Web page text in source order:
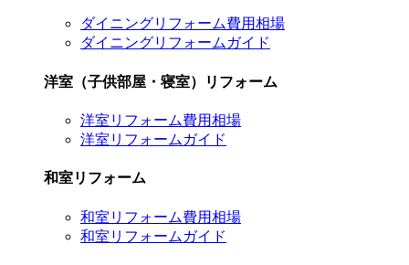
ダイニングリフォーム費用相場
ダイニングリフォームガイド
洋室（子供部屋・寝室）リフォーム
洋室リフォーム費用相場
洋室リフォームガイド
和室リフォーム
和室リフォーム費用相場
和室リフォームガイド